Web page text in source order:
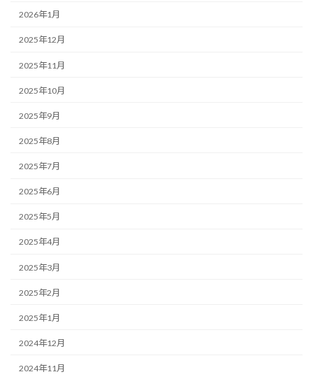
2026年1月
2025年12月
2025年11月
2025年10月
2025年9月
2025年8月
2025年7月
2025年6月
2025年5月
2025年4月
2025年3月
2025年2月
2025年1月
2024年12月
2024年11月